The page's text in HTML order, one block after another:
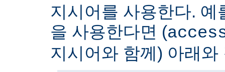
지시어를 사용한다. 예
을 사용한다면 (
지시어와 함께) 아래와